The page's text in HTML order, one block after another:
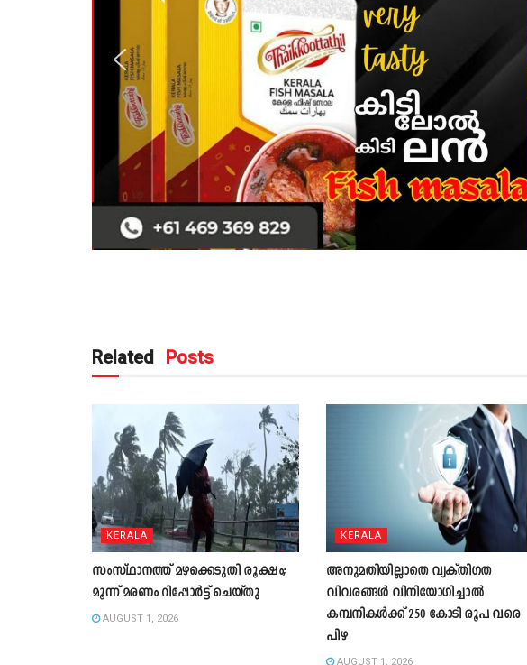
Related Posts
KERALA
സംസ്ഥാനത്ത് മഴക്കെടുതി രൂക്ഷം;
മൂന്ന് മരണം റിപ്പോർട്ട് ചെയ്തു
AUGUST 1, 2026
KERALA
അനുമതിയില്ലാതെ വ്യക്തിഗത
വിവരങ്ങൾ വിനിയോഗിച്ചാൽ
കമ്പനികൾക്ക് 250 കോടി രൂപ വരെ
പിഴ
AUGUST 1, 2026